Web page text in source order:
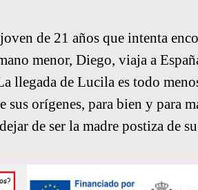
de 21 años que intenta
menor, Diego, viaja a
llegada de Lucila es todo
sus orígenes, para bien y para
de ser la madre postiza de